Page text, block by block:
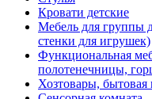
Кровати детские
Мебель для группы
стенки для игрушек)
Функциональная
полотенечницы,
Хозтовары,